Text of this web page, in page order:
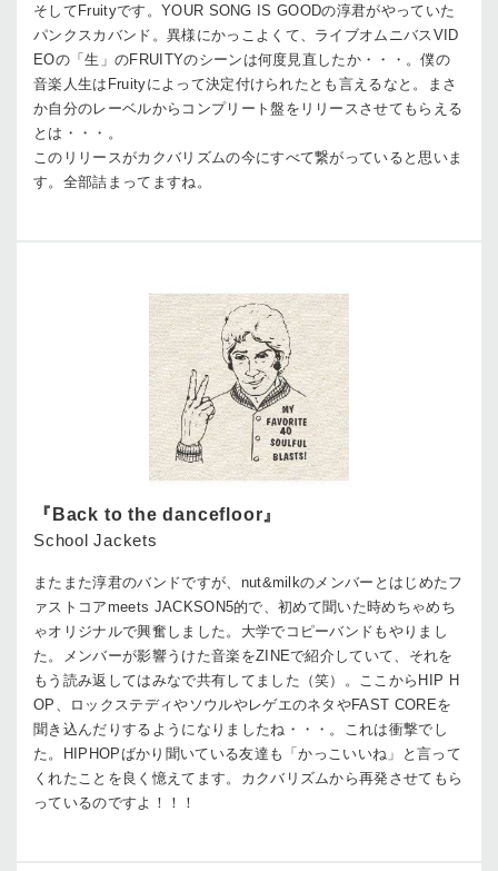
そしてFruityです。YOUR SONG IS GOODの淳君がやっていた
パンクスカバンド。異様にかっこよくて、ライブオムニバスVID
EOの「生」のFRUITYのシーンは何度見直したか・・・。僕の
音楽人生はFruityによって決定付けられたとも言えるなと。まさ
か自分のレーベルからコンプリート盤をリリースさせてもらえる
とは・・・。
このリリースがカクバリズムの今にすべて繋がっていると思いま
す。全部詰まってますね。
『Back to the dancefloor』
School Jackets
またまた淳君のバンドですが、nut&milkのメンバーとはじめたフ
ァストコアmeets JACKSON5的で、初めて聞いた時めちゃめち
ゃオリジナルで興奮しました。大学でコピーバンドもやりまし
た。メンバーが影響うけた音楽をZINEで紹介していて、それを
もう読み返してはみなで共有してました（笑）。ここからHIP H
OP、ロックステディやソウルやレゲエのネタやFAST COREを
聞き込んだりするようになりましたね・・・。これは衝撃でし
た。HIPHOPばかり聞いている友達も「かっこいいね」と言って
くれたことを良く憶えてます。カクバリズムから再発させてもら
っているのですよ！！！